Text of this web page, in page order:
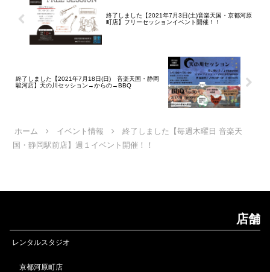
終了しました【2021年7月3日(土)音楽天国・京都河原
町店】フリーセッションイベント開催！！
終了しました【2021年7月18日(日) 音楽天国・静岡
駿河店】天の川セッション→からの→BBQ
ホーム イベント情報
終了しました【毎週木曜日 音楽天
国・静岡駅前店】週１イベント開催！！
店舗
レンタルスタジオ
京都河原町店